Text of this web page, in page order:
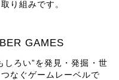
り組みです。
GAMES
しろい”を発見・発掘・世
なぐゲームレーベルで